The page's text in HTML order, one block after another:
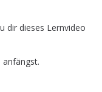
dir dieses Lernvideo
anfängst.